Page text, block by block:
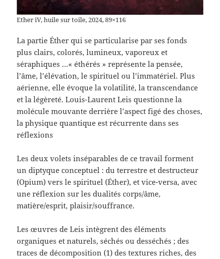
Ether iV, huile sur toile, 2024, 89×116
La partie Éther qui se particularise par ses fonds
plus clairs, colorés, lumineux, vaporeux et
séraphiques …« éthérés » représente la pensée,
l’âme, l’élévation, le spirituel ou l’immatériel. Plus
aérienne, elle évoque la volatilité, la transcendance
et la légèreté. Louis-Laurent Leis questionne la
molécule mouvante derrière l’aspect figé des choses,
la physique quantique est récurrente dans ses
réflexions
Les deux volets inséparables de ce travail forment
un diptyque conceptuel : du terrestre et destructeur
(Opium) vers le spirituel (Éther), et vice-versa, avec
une réflexion sur les dualités corps/âme,
matière/esprit, plaisir/souffrance.
Les œuvres de Leis intègrent des éléments
organiques et naturels, séchés ou desséchés ; des
traces de décomposition (1) des textures riches, des